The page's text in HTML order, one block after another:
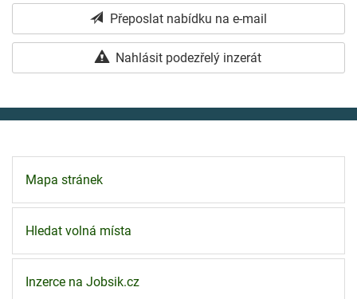
Přeposlat nabídku na e-mail
Nahlásit podezřelý inzerát
Mapa stránek
Hledat volná místa
Inzerce na Jobsik.cz